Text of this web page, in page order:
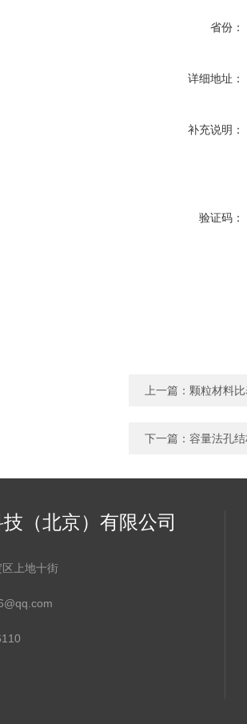
省份：
详细地址：
补充说明：
验证码：
上一篇： 颗粒材料
下一篇： 容量法孔
（北京）有限公司
上地十街